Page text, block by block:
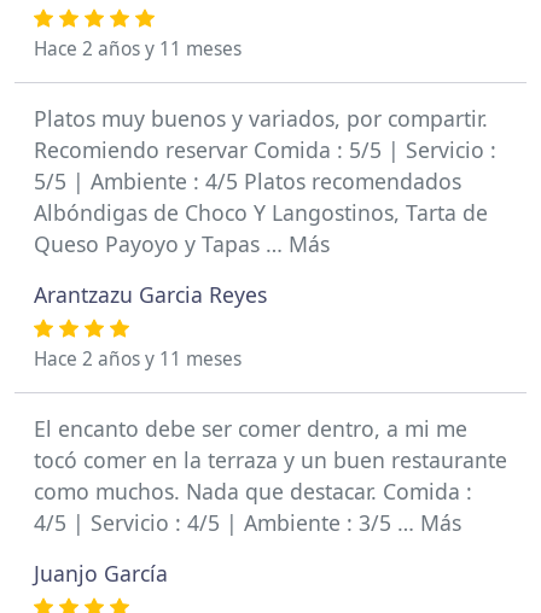
Hace 2 años y 11 meses
Platos muy buenos y variados, por compartir.
Recomiendo reservar Comida : 5/5 | Servicio :
5/5 | Ambiente : 4/5 Platos recomendados
Albóndigas de Choco Y Langostinos, Tarta de
Queso Payoyo y Tapas … Más
Arantzazu Garcia Reyes
Hace 2 años y 11 meses
El encanto debe ser comer dentro, a mi me
tocó comer en la terraza y un buen restaurante
como muchos. Nada que destacar. Comida :
4/5 | Servicio : 4/5 | Ambiente : 3/5 … Más
Juanjo García